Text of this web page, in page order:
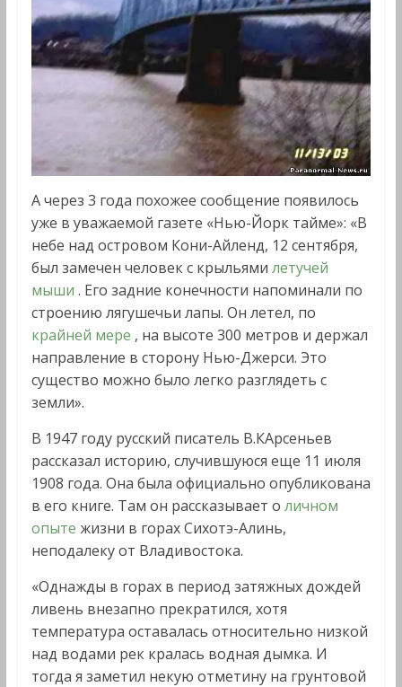
А через 3 года похожее сообщение появилось
уже в уважаемой газете «Нью-Йорк тайме»: «В
небе над островом Кони-Айленд, 12 сентября,
был замечен человек с крыльями летучей
мыши . Его задние конечности напоминали по
строению лягушечьи лапы. Он летел, по
крайней мере , на высоте 300 метров и держал
направление в сторону Нью-Джерси. Это
существо можно было легко разглядеть с
земли».
В 1947 году русский писатель В.КАрсеньев
рассказал историю, случившуюся еще 11 июля
1908 года. Она была официально опубликована
в его книге. Там он рассказывает о личном
опыте жизни в горах Сихотэ-Алинь,
неподалеку от Владивостока.
«Однажды в горах в период затяжных дождей
ливень внезапно прекратился, хотя
температура оставалась относительно низкой
над водами рек кралась водная дымка. И
тогда я заметил некую отметину на грунтовой